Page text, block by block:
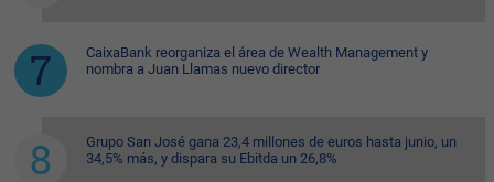
CaixaBank reorganiza el área de Wealth Management y
nombra a Juan Llamas nuevo director
Grupo San José gana 23,4 millones de euros hasta junio, un
34,5% más, y dispara su Ebitda un 26,8%